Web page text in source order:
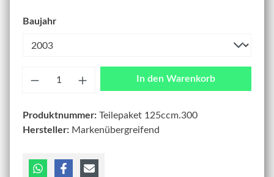
Baujahr
In den Warenkorb
Produktnummer: Teilepaket 125ccm.300
Hersteller: Markenübergreifend